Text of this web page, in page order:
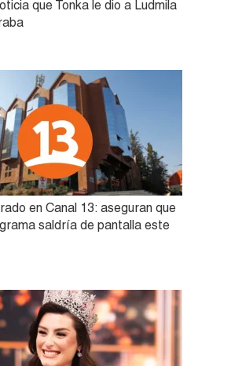
que Tonka le dio a Ludmila
en Canal 13: aseguran que
saldría de pantalla este